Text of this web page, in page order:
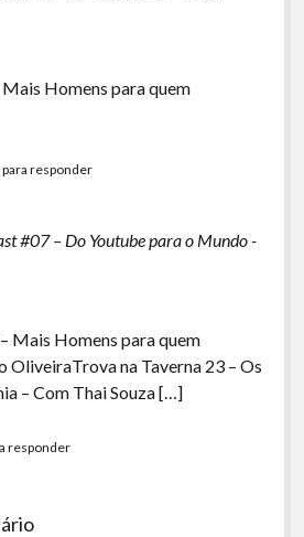
Homens para quem
responder
#07 – Do Youtube para o Mundo -
Mais Homens para quem
OliveiraTrova na Taverna 23 – Os
– Com Thai Souza […]
responder